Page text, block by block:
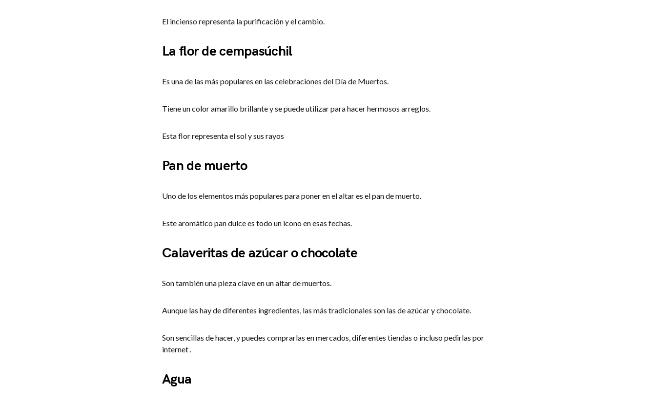
El incienso representa la purificación y el cambio.
La flor de cempasúchil
Es una de las más populares en las celebraciones del Día de Muertos.
Tiene un color amarillo brillante y se puede utilizar para hacer hermosos arreglos.
Esta flor representa el sol y sus rayos
Pan de muerto
Uno de los elementos más populares para poner en el altar es el pan de muerto.
Este aromático pan dulce es todo un icono en esas fechas.
Calaveritas de azúcar o chocolate
Son también una pieza clave en un altar de muertos.
Aunque las hay de diferentes ingredientes, las más tradicionales son las de azúcar y chocolate.
Son sencillas de hacer, y puedes comprarlas en mercados, diferentes tiendas o incluso pedirlas por
internet .
Agua